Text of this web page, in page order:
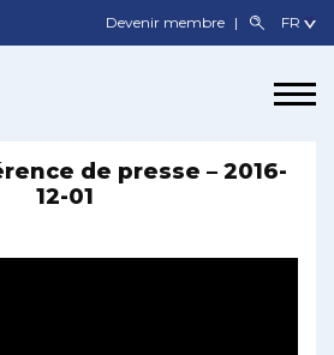
Devenir membre
de presse – 2016-
12-01